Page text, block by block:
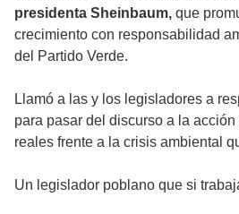
presidenta Sheinbaum, que
crecimiento con responsabilidad
del Partido Verde.
Llamó a las y los legisladores a
para pasar del discurso a la
reales frente a la crisis ambiental
Un legislador poblano que si